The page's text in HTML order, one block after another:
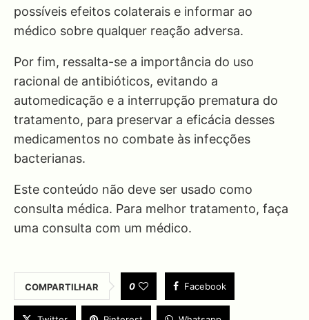
possíveis efeitos colaterais e informar ao
médico sobre qualquer reação adversa.
Por fim, ressalta-se a importância do uso
racional de antibióticos, evitando a
automedicação e a interrupção prematura do
tratamento, para preservar a eficácia desses
medicamentos no combate às infecções
bacterianas.
Este conteúdo não deve ser usado como
consulta médica. Para melhor tratamento, faça
uma consulta com um médico.
COMPARTILHAR 0 Facebook